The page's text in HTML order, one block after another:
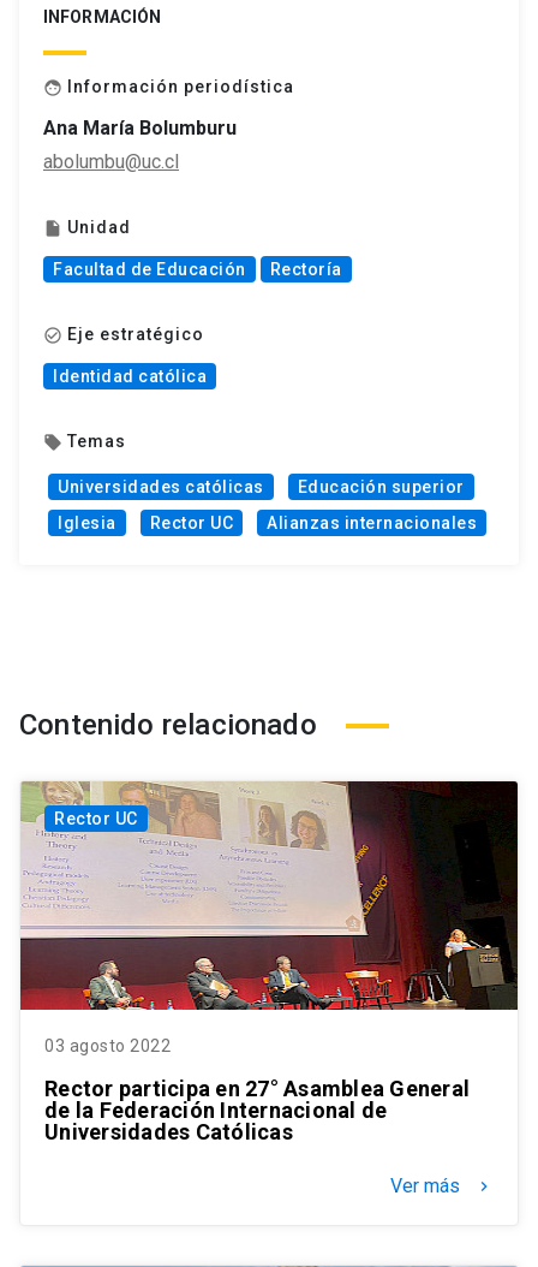
INFORMACIÓN
face Información periodística
Ana María Bolumburu
abolumbu@uc.cl
insert_drive_file Unidad
Facultad de Educación Rectoría
check_circle_outline Eje estratégico
Identidad católica
local_offer Temas
Universidades católicas
Educación superior
Iglesia
Rector UC Alianzas internacionales
Contenido relacionado
Rector UC
03 agosto 2022
Rector participa en 27° Asamblea General
de la Federación Internacional de
Universidades Católicas
Ver más keyboard_arrow_right